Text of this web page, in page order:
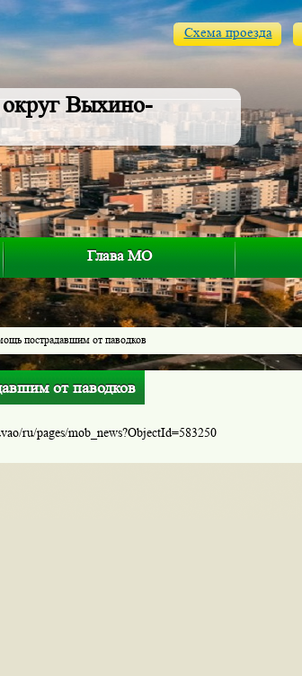
Выхино-
Схема проезда
Глава МО
пострадавшим от паводков
от паводков
ru/pages/mob_news?ObjectId=583250